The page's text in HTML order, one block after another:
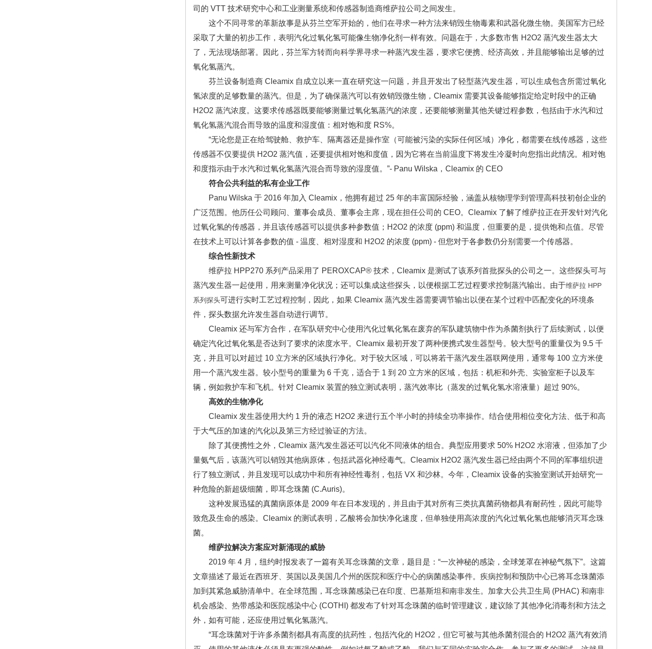
司的 VTT 技术研究中心和工业测量系统和传感器制造商维萨拉公司之间发生。
这个不同寻常的革新故事是从芬兰空军开始的，他们在寻求一种方法来销毁生物毒素和武器化微生物。美国军方已经
采取了大量的初步工作，表明汽化过氧化氢可能像生物净化剂一样有效。问题在于，大多数市售 H2O2 蒸汽发生器太大
了，无法现场部署。因此，芬兰军方转而向科学界寻求一种蒸汽发生器，要求它便携、经济高效，并且能够输出足够的过
氧化氢蒸汽。
芬兰设备制造商 Cleamix 自成立以来一直在研究这一问题，并且开发出了轻型蒸汽发生器，可以生成包含所需过氧化
氢浓度的足够数量的蒸汽。但是，为了确保蒸汽可以有效销毁微生物，Cleamix 需要其设备能够指定给定时段中的正确
H2O2 蒸汽浓度。这要求传感器既要能够测量过氧化氢蒸汽的浓度，还要能够测量其他关键过程参数，包括由于水汽和过
氧化氢蒸汽混合而导致的温度和湿度值：相对饱和度 RS%。
“无论您是正在给驾驶舱、救护车、隔离器还是操作室（可能被污染的实际任何区域）净化，都需要在线传感器，这些
传感器不仅要提供 H2O2 蒸汽值，还要提供相对饱和度值，因为它将在当前温度下将发生冷凝时向您指出此情况。相对饱
和度指示由于水汽和过氧化氢蒸汽混合而导致的湿度值。”- Panu Wilska，Cleamix 的 CEO
符合公共利益的私有企业工作
Panu Wilska 于 2016 年加入 Cleamix，他拥有超过 25 年的丰富国际经验，涵盖从核物理学到管理高科技初创企业的
广泛范围。他历任公司顾问、董事会成员、董事会主席，现在担任公司的 CEO。Cleamix 了解了维萨拉正在开发针对汽化
过氧化氢的传感器，并且该传感器可以提供多种参数值；H2O2 的浓度 (ppm) 和温度，但重要的是，提供饱和点值。尽管
在技术上可以计算各参数的值 - 温度、相对湿度和 H2O2 的浓度 (ppm) - 但您对于各参数仍分别需要一个传感器。
综合性新技术
维萨拉 HPP270 系列产品采用了 PEROXCAP® 技术，Cleamix 是测试了该系列首批探头的公司之一。这些探头可与
蒸汽发生器一起使用，用来测量净化状况；还可以集成这些探头，以便根据工艺过程要求控制蒸汽输出。由于维萨拉 HPP
系列探头可进行实时工艺过程控制，因此，如果 Cleamix 蒸汽发生器需要调节输出以便在某个过程中匹配变化的环境条
件，探头数据允许发生器自动进行调节。
Cleamix 还与军方合作，在军队研究中心使用汽化过氧化氢在废弃的军队建筑物中作为杀菌剂执行了后续测试，以便
确定汽化过氧化氢是否达到了要求的浓度水平。Cleamix 最初开发了两种便携式发生器型号。较大型号的重量仅为 9.5 千
克，并且可以对超过 10 立方米的区域执行净化。对于较大区域，可以将若干蒸汽发生器联网使用，通常每 100 立方米使
用一个蒸汽发生器。较小型号的重量为 6 千克，适合于 1 到 20 立方米的区域，包括：机柜和外壳、实验室柜子以及车
辆，例如救护车和飞机。针对 Cleamix 装置的独立测试表明，蒸汽效率比（蒸发的过氧化氢水溶液量）超过 90%。
高效的生物净化
Cleamix 发生器使用大约 1 升的液态 H2O2 来进行五个半小时的持续全功率操作。结合使用相位变化方法、低于和高
于大气压的加速的汽化以及第三方经过验证的方法。
除了其便携性之外，Cleamix 蒸汽发生器还可以汽化不同液体的组合。典型应用要求 50% H2O2 水溶液，但添加了少
量氨气后，该蒸汽可以销毁其他病原体，包括武器化神经毒气。Cleamix H2O2 蒸汽发生器已经由两个不同的军事组织进
行了独立测试，并且发现可以成功中和所有神经性毒剂，包括 VX 和沙林。今年，Cleamix 设备的实验室测试开始研究一
种危险的新超级细菌，即耳念珠菌 (C.Auris)。
这种发展迅猛的真菌病原体是 2009 年在日本发现的，并且由于其对所有三类抗真菌药物都具有耐药性，因此可能导
致危及生命的感染。Cleamix 的测试表明，乙酸将会加快净化速度，但单独使用高浓度的汽化过氧化氢也能够消灭耳念珠
菌。
维萨拉解决方案应对新涌现的威胁
2019 年 4 月，纽约时报发表了一篇有关耳念珠菌的文章，题目是：“一次神秘的感染，全球笼罩在神秘气氛下”。这篇
文章描述了最近在西班牙、英国以及美国几个州的医院和医疗中心的病菌感染事件。疾病控制和预防中心已将耳念珠菌添
加到其紧急威胁清单中。在全球范围，耳念珠菌感染已在印度、巴基斯坦和南非发生。加拿大公共卫生局 (PHAC) 和南非
机会感染、热带感染和医院感染中心 (COTHI) 都发布了针对耳念珠菌的临时管理建议，建议除了其他净化消毒剂和方法之
外，如有可能，还应使用过氧化氢蒸汽。
“耳念珠菌对于许多杀菌剂都具有高度的抗药性，包括汽化的 H2O2，但它可被与其他杀菌剂混合的 H2O2 蒸汽有效消